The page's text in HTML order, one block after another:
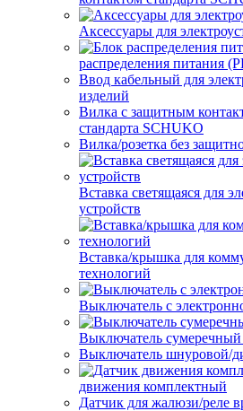
Аксессуары для
распределения питания
Ввод кабельный для
изделий
Вилка с защитным
стандарта SCHUKO
Вилка/розетка без
Вставка светящаяся для
устройств
Вставка/крышка для
технологий
Выключатель с
Выключатель сумеречный
Выключатель шнуровой/
движения комплектный
Датчик для жалюзи/реле